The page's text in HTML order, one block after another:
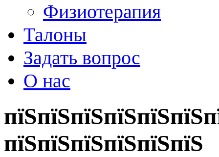
Физиотерапия
Талоны
Задать вопрос
О нас
пїЅпїЅпїЅпїЅпїЅпїЅ